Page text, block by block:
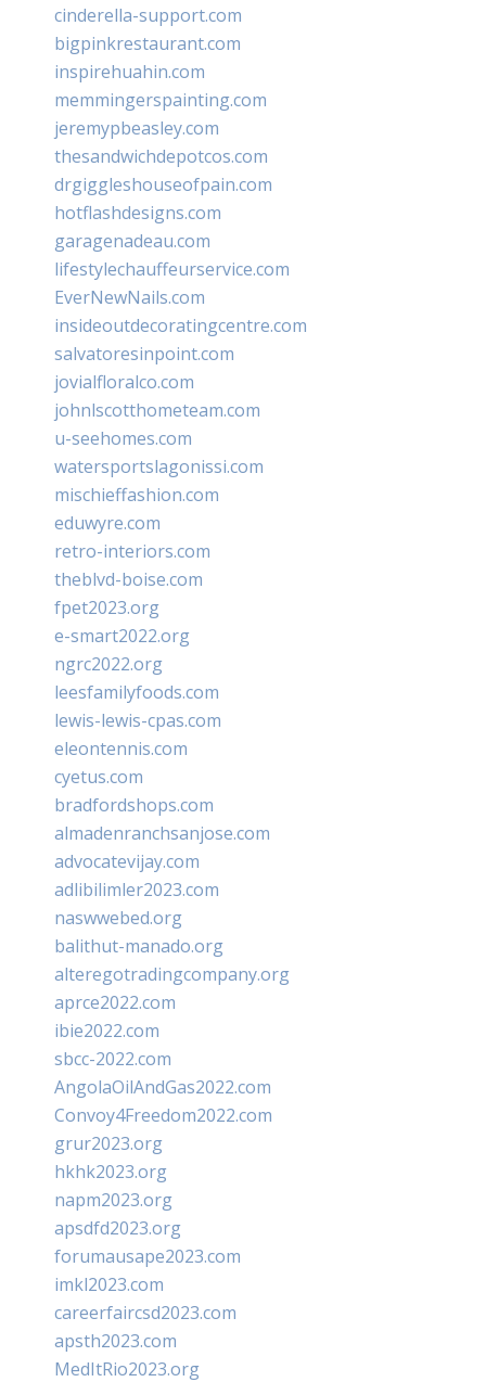
cinderella-support.com
bigpinkrestaurant.com
inspirehuahin.com
memmingerspainting.com
jeremypbeasley.com
thesandwichdepotcos.com
drgiggleshouseofpain.com
hotflashdesigns.com
garagenadeau.com
lifestylechauffeurservice.com
EverNewNails.com
insideoutdecoratingcentre.com
salvatoresinpoint.com
jovialfloralco.com
johnlscotthometeam.com
u-seehomes.com
watersportslagonissi.com
mischieffashion.com
eduwyre.com
retro-interiors.com
theblvd-boise.com
fpet2023.org
e-smart2022.org
ngrc2022.org
leesfamilyfoods.com
lewis-lewis-cpas.com
eleontennis.com
cyetus.com
bradfordshops.com
almadenranchsanjose.com
advocatevijay.com
adlibilimler2023.com
naswwebed.org
balithut-manado.org
alteregotradingcompany.org
aprce2022.com
ibie2022.com
sbcc-2022.com
AngolaOilAndGas2022.com
Convoy4Freedom2022.com
grur2023.org
hkhk2023.org
napm2023.org
apsdfd2023.org
forumausape2023.com
imkl2023.com
careerfaircsd2023.com
apsth2023.com
MedItRio2023.org